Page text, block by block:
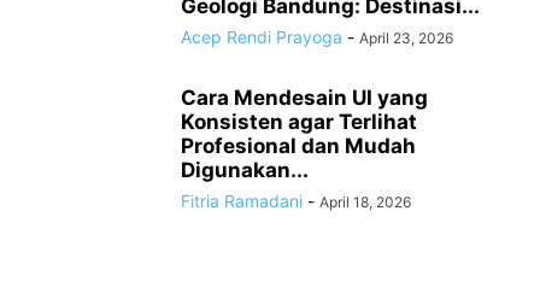
Geologi Bandung: Destinasi...
Acep Rendi Prayoga - April 23, 2026
Cara Mendesain UI yang
Konsisten agar Terlihat
Profesional dan Mudah
Digunakan...
Fitria Ramadani - April 18, 2026